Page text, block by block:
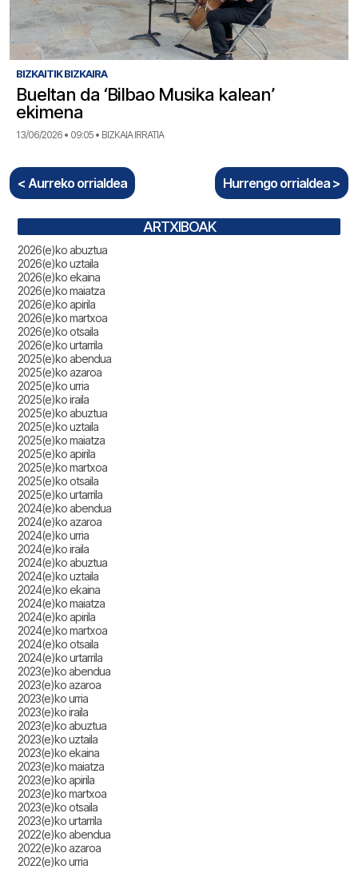
BIZKAITIK BIZKAIRA
Bueltan da ‘Bilbao Musika kalean’
ekimena
13/06/2026 • 09:05 • BIZKAIA IRRATIA
< Aurreko orrialdea Hurrengo orrialdea >
ARTXIBOAK
2026(e)ko abuztua
2026(e)ko uztaila
2026(e)ko ekaina
2026(e)ko maiatza
2026(e)ko apirila
2026(e)ko martxoa
2026(e)ko otsaila
2026(e)ko urtarrila
2025(e)ko abendua
2025(e)ko azaroa
2025(e)ko urria
2025(e)ko iraila
2025(e)ko abuztua
2025(e)ko uztaila
2025(e)ko maiatza
2025(e)ko apirila
2025(e)ko martxoa
2025(e)ko otsaila
2025(e)ko urtarrila
2024(e)ko abendua
2024(e)ko azaroa
2024(e)ko urria
2024(e)ko iraila
2024(e)ko abuztua
2024(e)ko uztaila
2024(e)ko ekaina
2024(e)ko maiatza
2024(e)ko apirila
2024(e)ko martxoa
2024(e)ko otsaila
2024(e)ko urtarrila
2023(e)ko abendua
2023(e)ko azaroa
2023(e)ko urria
2023(e)ko iraila
2023(e)ko abuztua
2023(e)ko uztaila
2023(e)ko ekaina
2023(e)ko maiatza
2023(e)ko apirila
2023(e)ko martxoa
2023(e)ko otsaila
2023(e)ko urtarrila
2022(e)ko abendua
2022(e)ko azaroa
2022(e)ko urria